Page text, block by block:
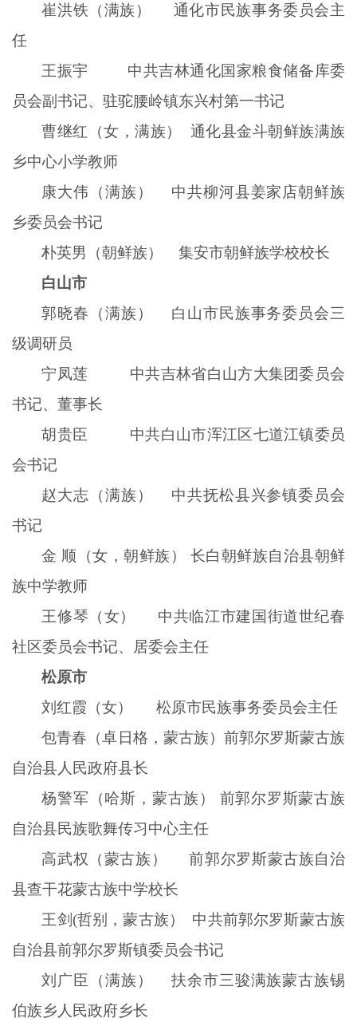
崔洪铁（满族） 通化市民族事务委员会主
任
王振宇
中共吉林通化国家粮食储备库委
员会副书记、驻驼腰岭镇东兴村第一书记
曹继红（女，满族） 通化县金斗朝鲜族满族
乡中心小学教师
康大伟（满族） 中共柳河县姜家店朝鲜族
乡委员会书记
朴英男（朝鲜族） 集安市朝鲜族学校校长
白山市
郭晓春（满族） 白山市民族事务委员会三
级调研员
宁凤莲
中共吉林省白山方大集团委员会
书记、董事长
胡贵臣
中共白山市浑江区七道江镇委员
会书记
赵大志（满族） 中共抚松县兴参镇委员会
书记
金 顺（女，朝鲜族） 长白朝鲜族自治县朝鲜
族中学教师
王修琴（女） 中共临江市建国街道世纪春
社区委员会书记、居委会主任
松原市
刘红霞（女） 松原市民族事务委员会主任
包青春（卓日格，蒙古族）前郭尔罗斯蒙古族
自治县人民政府县长
杨警军（哈斯，蒙古族） 前郭尔罗斯蒙古族
自治县民族歌舞传习中心主任
高武权（蒙古族） 前郭尔罗斯蒙古族自治
县查干花蒙古族中学校长
王剑(哲别，蒙古族） 中共前郭尔罗斯蒙古族
自治县前郭尔罗斯镇委员会书记
刘广臣（满族） 扶余市三骏满族蒙古族锡
伯族乡人民政府乡长